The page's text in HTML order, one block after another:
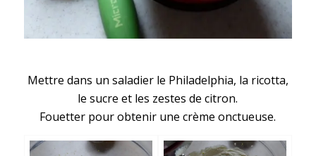
Mettre dans un saladier le Philadelphia, la ricotta,
le sucre et les zestes de citron.
Fouetter pour obtenir une crème onctueuse.